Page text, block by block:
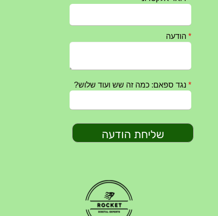
חרבות ברזל – הודעה 1 – 14.10.2023